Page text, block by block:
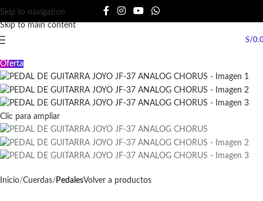
Skip to navigation
Skip to main content
S/
Oferta
Clic para ampliar
Inicio Cuerdas PedalesVolver a productos